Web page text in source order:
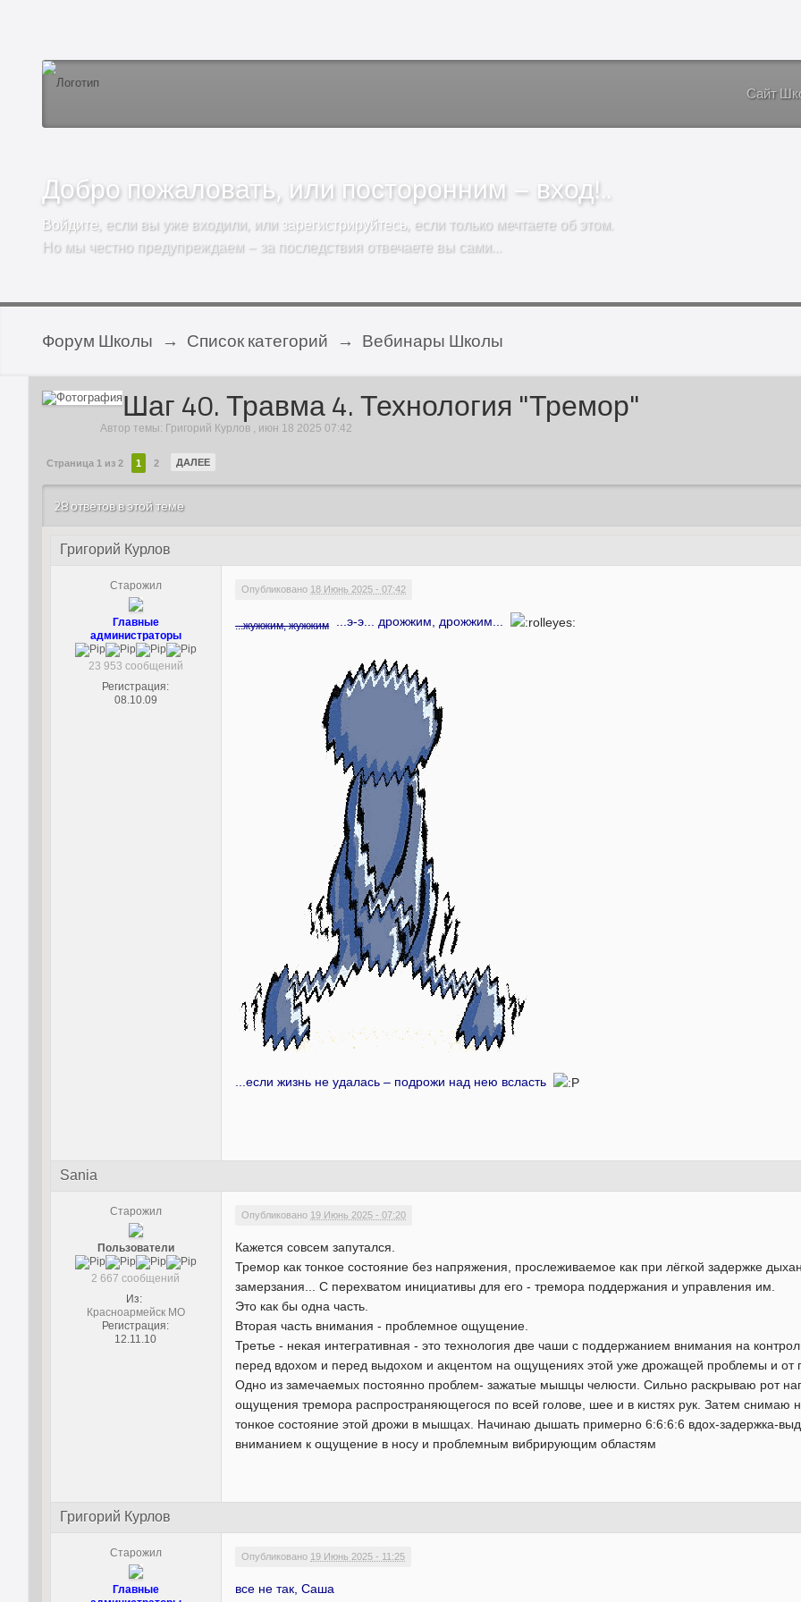
Сайт
Добро пожаловать, или посторонним – вход!..
Войдите, если вы уже входили, или зарегистрируйтесь, если только мечтаете об этом.
Но мы честно предупреждаем – за последствия отвечаете вы сами…
Форум Школы → Список категорий → Вебинары Школы
Шаг 40. Травма 4. Технология "Тремор"
Автор темы: Григорий Курлов , июн 18 2025 07:42
Страница 1 из 2 1 2 ДАЛЕЕ
28 ответов в этой теме
Григорий Курлов
Старожил
Главные
администраторы
23 953 сообщений
Регистрация:
08.10.09
Опубликовано 18 Июнь 2025 - 07:42
...жужжим, жужжим ...э-э... дрожжим, дрожжим...
...если жизнь не удалась– подрожи над нею всласть
Sania
Старожил
Пользователи
2 667 сообщений
Из:
Красноармейск МО
Регистрация:
12.11.10
Опубликовано 19 Июнь 2025 - 07:20
Кажется совсем запутался.
Тремор как тонкое состояние без напряжения, прослеживаемое как при лёгкой задержке
замерзания... С перехватом инициативы для его - тремора поддержания и управления им.
Это как бы одна часть.
Вторая часть внимания - проблемное ощущение.
Третье - некая интегративная - это технология две чаши с поддержанием внимания на
перед вдохом и перед выдохом и акцентом на ощущениях этой уже дрожащей проблемы и от
Одно из замечаемых постоянно проблем- зажатые мышцы челюсти. Сильно раскрываю рот
ощущения тремора распространяющегося по всей голове, шее и в кистях рук. Затем
тонкое состояние этой дрожи в мышцах. Начинаю дышать примерно 6:6:6:6 вдох-задержка-
вниманием к ощущение в носу и проблемным вибрирующим областям
Григорий Курлов
Старожил
Главные
Опубликовано 19 Июнь 2025 - 11:25
все не так, Саша